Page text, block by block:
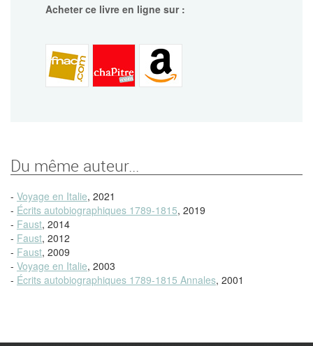
Acheter ce livre en ligne sur :
Du même auteur...
- Voyage en Italie, 2021
- Écrits autobiographiques 1789-1815, 2019
- Faust, 2014
- Faust, 2012
- Faust, 2009
- Voyage en Italie, 2003
- Écrits autobiographiques 1789-1815 Annales, 2001